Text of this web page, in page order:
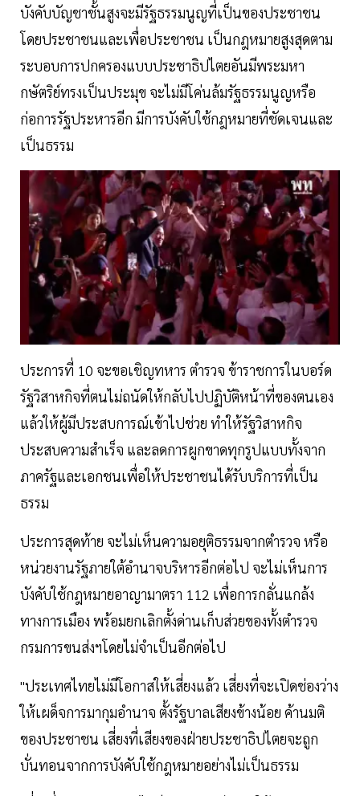
บังคับบัญชาชั้นสูงจะมีรัฐธรรมนูญที่เป็นของประชาชน
โดยประชาชนและเพื่อประชาชน เป็นกฎหมายสูงสุดตาม
ระบอบการปกครองแบบประชาธิปไตยอันมีพระมหา
กษัตริย์ทรงเป็นประมุข จะไม่มีโค่นล้มรัฐธรรมนูญหรือ
ก่อการรัฐประหารอีก มีการบังคับใช้กฎหมายที่ชัดเจนและ
เป็นธรรม
ประการที่ 10 จะขอเชิญทหาร ตำรวจ ข้าราชการในบอร์ด
รัฐวิสาหกิจที่ตนไม่ถนัดให้กลับไปปฏิบัติหน้าที่ของตนเอง
แล้วให้ผู้มีประสบการณ์เข้าไปช่วย ทำให้รัฐวิสาหกิจ
ประสบความสำเร็จ และลดการผูกขาดทุกรูปแบบทั้งจาก
ภาครัฐและเอกชนเพื่อให้ประชาชนได้รับบริการที่เป็น
ธรรม
ประการสุดท้าย จะไม่เห็นความอยุติธรรมจากตำรวจ หรือ
หน่วยงานรัฐภายใต้อำนาจบริหารอีกต่อไป จะไม่เห็นการ
บังคับใช้กฎหมายอาญามาตรา 112 เพื่อการกลั่นแกล้ง
ทางการเมือง พร้อมยกเลิกตั้งด่านเก็บส่วยของทั้งตำรวจ
กรมการขนส่งฯโดยไม่จำเป็นอีกต่อไป
"ประเทศไทยไม่มีโอกาสให้เสี่ยงแล้ว เสี่ยงที่จะเปิดช่องว่าง
ให้เผด็จการมากุมอำนาจ ตั้งรัฐบาลเสียงข้างน้อย ค้านมติ
ของประชาชน เสี่ยงที่เสียงของฝ่ายประชาธิปไตยจะถูก
บั่นทอนจากการบังคับใช้กฎหมายอย่างไม่เป็นธรรม